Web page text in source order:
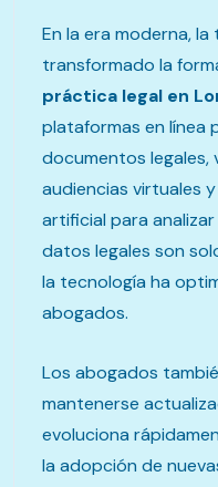
En la era moderna,
transformado la
práctica legal en
plataformas en línea
documentos legales,
audiencias virtuales
artificial para
datos legales son
la tecnología ha
abogados.
Los abogados
mantenerse
evoluciona
la adopción de